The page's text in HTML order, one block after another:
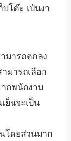
บโต๊ะ เป๋นงา
มารถตกลง
มารถเลือก
ากพนักงาน
ย็นจะเป็น
โดยส่วนมาก